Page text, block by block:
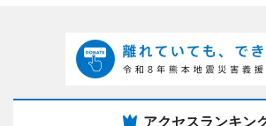
アクセスランキン